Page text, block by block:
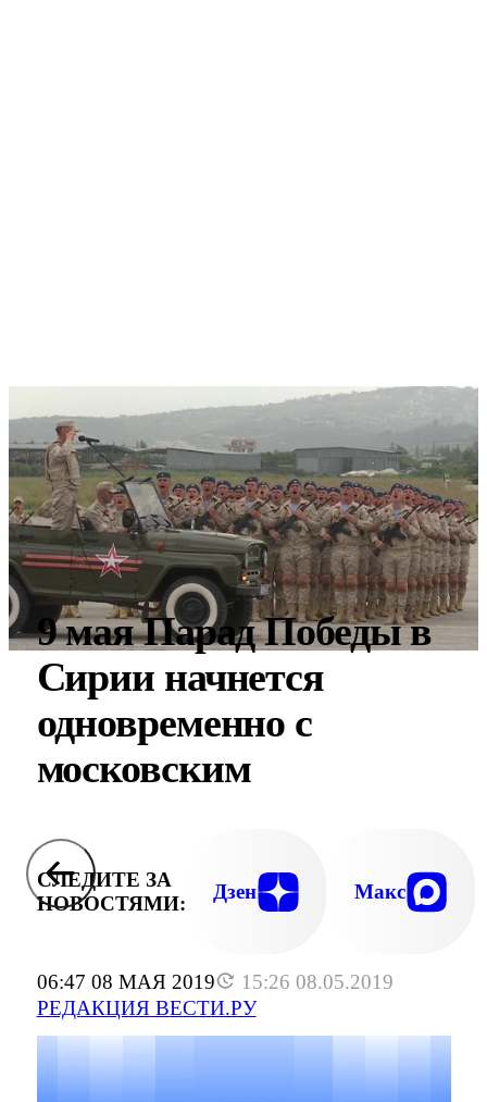
06:47 08 МАЯ 2019
15:26 08.05.2019
РЕДАКЦИЯ ВЕСТИ.РУ
9 мая Парад Победы в
Сирии начнется
одновременно с
московским
СЛЕДИТЕ ЗА
НОВОСТЯМИ:
Дзен Макс